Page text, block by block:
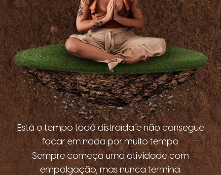
Está o tempo todo distraída e não consegue
focar em nada por muito tempo.
Sempre começa uma atividade com
empolgação, mas nunca termina.